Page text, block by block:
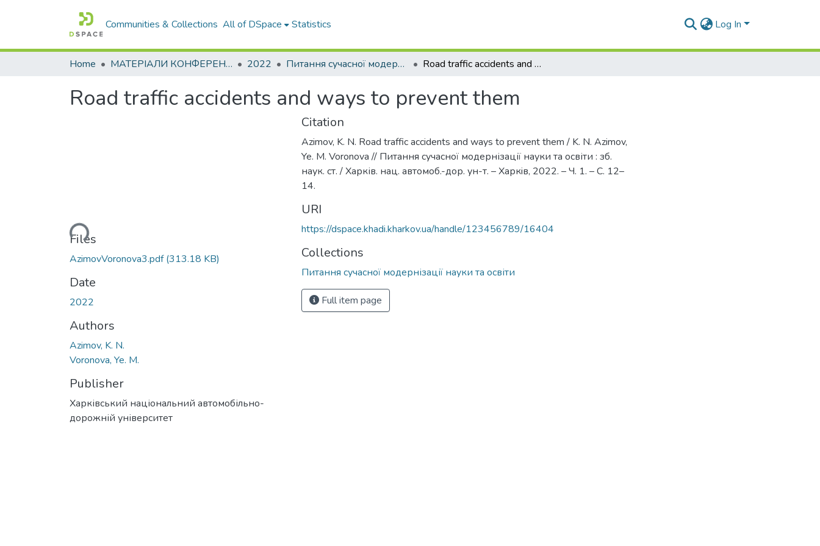
Communities & Collections All of DSpace Statistics Log In
Home МАТЕРІАЛИ КОНФЕРЕНЦІЙ 2022 Питання сучасної модернізації науки та освіти Road traffic accidents and ways to prevent them
Road traffic accidents and ways to prevent them
Loading...
Files
AzimovVoronova3.pdf(313.18 KB)
Date
2022
Authors
Azimov, K. N.
Voronova, Ye. M.
Publisher
Харківський національний автомобільно-
дорожній університет
Citation
Azimov, K. N. Road traffic accidents and ways to prevent them / K. N. Azimov,
Ye. M. Voronova // Питання сучасної модернізації науки та освіти : зб.
наук. ст. / Харків. нац. автомоб.-дор. ун-т. – Харкiв, 2022. – Ч. 1. – С. 12–
14.
URI
https://dspace.khadi.kharkov.ua/handle/123456789/16404
Collections
Питання сучасної модернізації науки та освіти
Full item page